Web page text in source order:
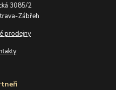
3085/2
Zábřeh
prodejny